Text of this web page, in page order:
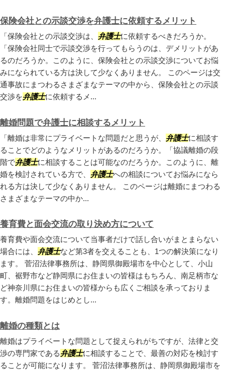
保険会社との示談交渉を弁護士に依頼するメリット
「保険会社との示談交渉は、 弁護士に依頼するべきだろうか。
「保険会社同士で示談交渉を行ってもらうのは、デメリットがあ
るのだろうか。このように、保険会社との示談交渉についてお悩
みになられている方は決して少なくありません。 このページは交
通事故にまつわるさまざまなテーマの中から、保険会社との示談
交渉を弁護士に依頼するメ...
離婚問題で弁護士に相談するメリット
「離婚は非常にプライベートな問題だと思うが、 弁護士に相談す
ることでどのようなメリットがあるのだろうか。「協議離婚の段
階で弁護士に相談することは可能なのだろうか。このように、離
婚を検討されている方で、 弁護士への相談についてお悩みになら
れる方は決して少なくありません。 このページは離婚にまつわる
さまざまなテーマの中か...
養育費と面会交流の取り決め方について
養育費や面会交流について当事者だけで話し合いがまとまらない
場合には、 弁護士など第3者を交えることも、1つの解決策になり
ます。 菅沼法律事務所は、静岡県御殿場市を中心として、小山
町、裾野市など静岡県にお住まいの皆様はもちろん、南足柄市な
ど神奈川県にお住まいの皆様からも広くご相談を承っておりま
す。離婚問題をはじめとし...
離婚の種類とは
離婚はプライベートな問題として捉えられがちですが、法律と交
渉の専門家である弁護士に相談することで、最善の対応を検討す
ることが可能になります。 菅沼法律事務所は、静岡県御殿場市を